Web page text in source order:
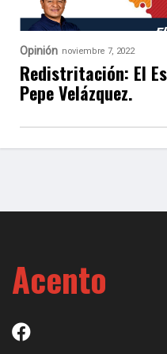
Opinión noviembre 7, 2022
Redistritación: El
Pepe Velázquez.
Acento